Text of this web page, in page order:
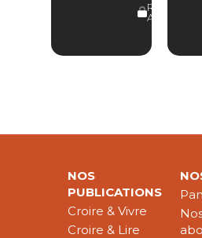
RÉSERVÉ
ABONNÉS
NOS
PUBLICATIONS
Croire & Vivre
Croire & Lire